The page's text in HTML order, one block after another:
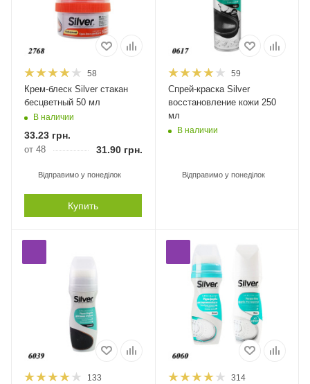
58
Крем-блеск Silver стакан
бесцветный 50 мл
В наличии
33.23 грн.
от 48 31.90 грн.
Відправимо у понеділок
Купить
59
Спрей-краска Silver
восстановление кожи 250
мл
В наличии
Відправимо у понеділок
133 314